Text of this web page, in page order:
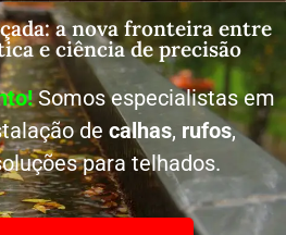
a nova fronteira entre
e ciência de precisão
Somos especialistas em
de calhas, rufos,
para telhados.